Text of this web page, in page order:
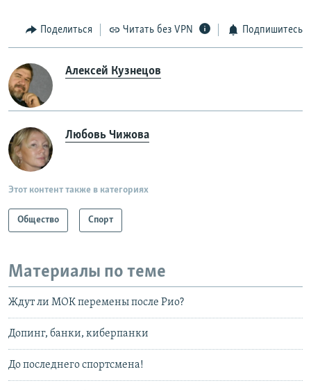
Поделиться Читать без VPN Подпишитесь
Алексей Кузнецов
Любовь Чижова
Этот контент также в категориях
Общество Спорт
Материалы по теме
Ждут ли МОК перемены после Рио?
Допинг, банки, киберпанки
До последнего спортсмена!